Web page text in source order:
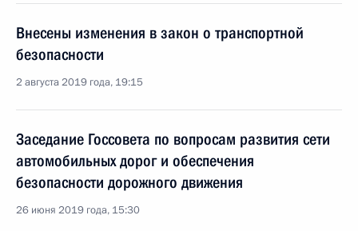
Внесены изменения в закон о транспортной
безопасности
2 августа 2019 года, 19:15
Заседание Госсовета по вопросам развития сети
автомобильных дорог и обеспечения
безопасности дорожного движения
26 июня 2019 года, 15:30